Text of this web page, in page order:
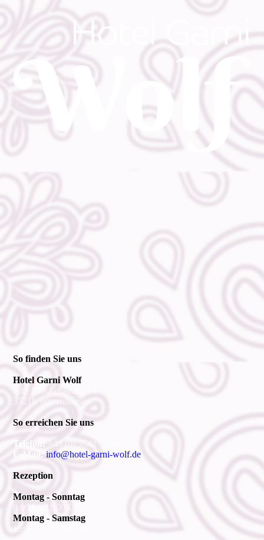
So finden Sie uns
Hotel Garni Wolf
Alte Brückenstraße 14
37218 Witzenhausen
So erreichen Sie uns
Telefon:
+49 (0) 5542 - 5446
E-Mail: info@hotel-garni-wolf.de
Rezeption
Montag - Sonntag
8:00 bis 11:00 Uhr
Montag - Samstag
15:00 bis 18:00 Uhr